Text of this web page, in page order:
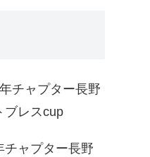
チャプター長野
レスcup
ャプター長野